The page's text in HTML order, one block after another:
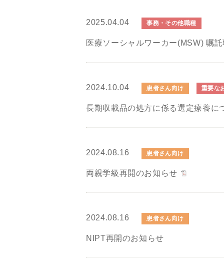
2025.04.04 事務・その他職種
医療ソーシャルワーカー(MSW) 嘱
2024.10.04 患者さん向け 重要な
長期収載品の処方に係る選定療養に
2024.08.16 患者さん向け
両親学級再開のお知らせ
2024.08.16 患者さん向け
NIPT再開のお知らせ